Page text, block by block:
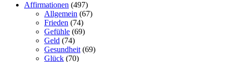
Affirmationen (497)
Allgemein (67)
Frieden (74)
Gefühle (69)
Geld (74)
Gesundheit (69)
Glück (70)